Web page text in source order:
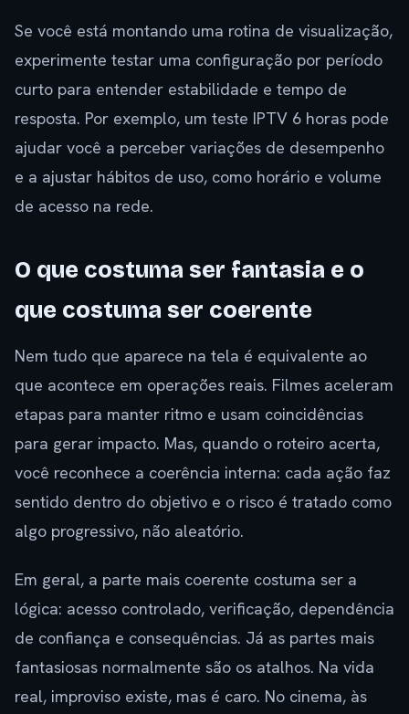
Se você está montando uma rotina de visualização,
experimente testar uma configuração por período
curto para entender estabilidade e tempo de
resposta. Por exemplo, um teste IPTV 6 horas pode
ajudar você a perceber variações de desempenho
e a ajustar hábitos de uso, como horário e volume
de acesso na rede.
O que costuma ser fantasia e o
que costuma ser coerente
Nem tudo que aparece na tela é equivalente ao
que acontece em operações reais. Filmes aceleram
etapas para manter ritmo e usam coincidências
para gerar impacto. Mas, quando o roteiro acerta,
você reconhece a coerência interna: cada ação faz
sentido dentro do objetivo e o risco é tratado como
algo progressivo, não aleatório.
Em geral, a parte mais coerente costuma ser a
lógica: acesso controlado, verificação, dependência
de confiança e consequências. Já as partes mais
fantasiosas normalmente são os atalhos. Na vida
real, improviso existe, mas é caro. No cinema, às